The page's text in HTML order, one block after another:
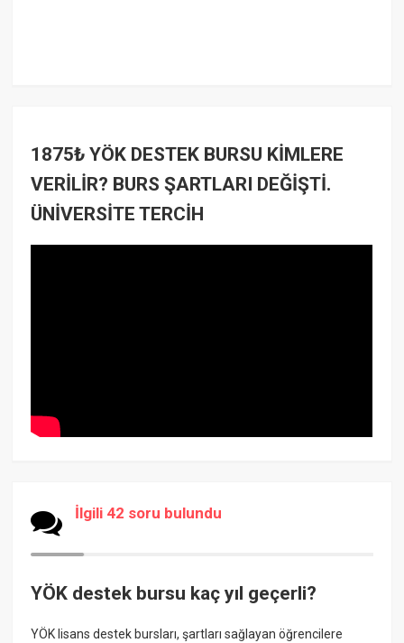
1875₺ YÖK DESTEK BURSU KİMLERE
VERİLİR? BURS ŞARTLARI DEĞİŞTİ.
ÜNİVERSİTE TERCİH
İlgili 42 soru bulundu
YÖK destek bursu kaç yıl geçerli?
YÖK lisans destek bursları, şartları sağlayan öğrencilere